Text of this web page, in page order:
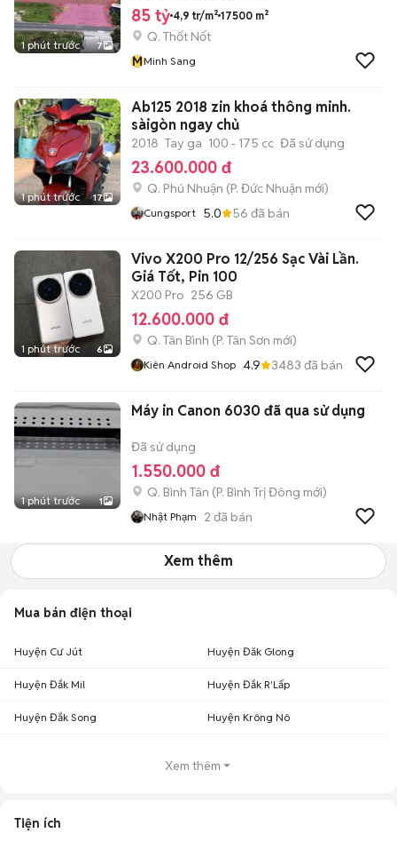
1 phút trước 7
85 tỷ 4,9 tr/m² 17500 m²
Q. Thốt Nốt
MMinh Sang
1 phút trước 17
Ab125 2018 zin khoá thông minh.
sàigòn ngay chủ
2018 Tay ga 100 - 175 cc Đã sử dụng
23.600.000 đ
Q. Phú Nhuận (P. Đức Nhuận mới)
Cungsport 5.0 56 đã bán
1 phút trước 6
Vivo X200 Pro 12/256 Sạc Vài Lần.
Giá Tốt, Pin 100
X200 Pro 256 GB
12.600.000 đ
Q. Tân Bình (P. Tân Sơn mới)
Kiên Android Shop 4.9 3483 đã bán
1 phút trước 1
Máy in Canon 6030 đã qua sử dụng
Đã sử dụng
1.550.000 đ
Q. Bình Tân (P. Bình Trị Đông mới)
Nhật Phạm 2 đã bán
Xem thêm
Mua bán điện thoại
Huyện Cư Jút Huyện Đăk Glong
Huyện Đắk Mil Huyện Đắk R'Lấp
Huyện Đắk Song Huyện Krông Nô
Xem thêm
Tiện ích